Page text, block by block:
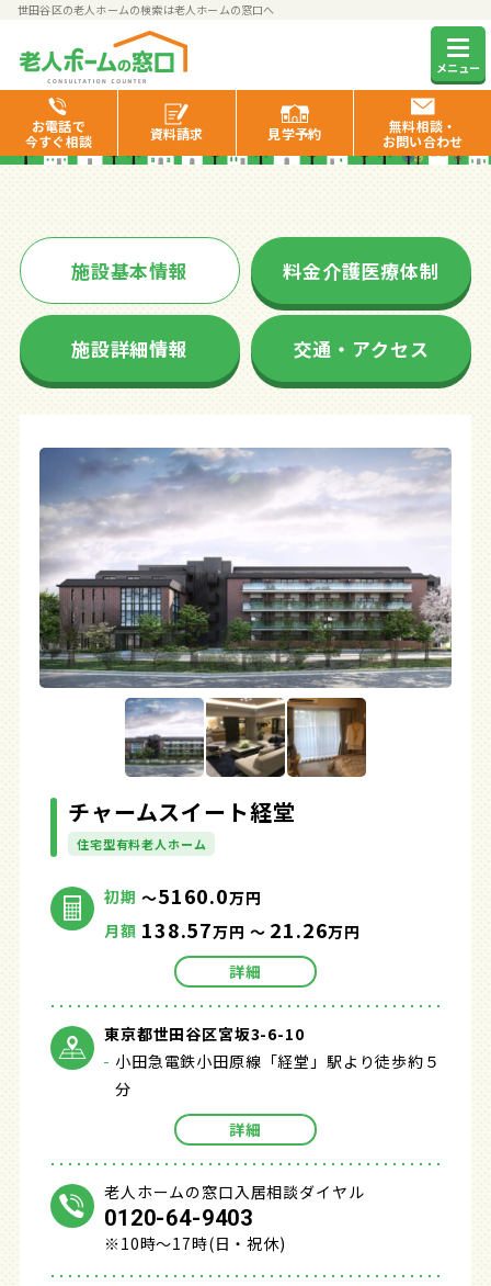
世田谷区の老人ホームの検索は老人ホームの窓口へ
メニュー
お電話で
今すぐ相談
資料請求 見学予約
無料相談・
お問い合わせ
チャームスイート経堂
施設基本情報 料金介護医療体制
施設詳細情報 交通・アクセス
チャームスイート経堂
住宅型有料老人ホーム
初期 ～5160.0万円
月額 138.57万円 ～ 21.26万円
詳細
東京都世田谷区宮坂3-6-10
小田急電鉄小田原線「経堂」駅より徒歩約５
分
詳細
老人ホームの窓口入居相談ダイヤル
0120-64-9403
※10時～17時(日・祝休)